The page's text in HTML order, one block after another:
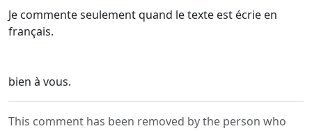
Je commente seulement quand le texte est écrie en
français.
bien à vous.
This comment has been removed by the person who